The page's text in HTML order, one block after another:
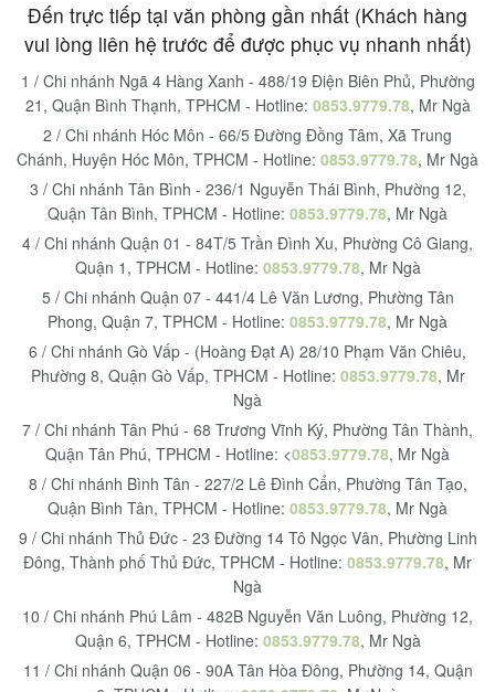
Đến trực tiếp tại văn phòng gần nhất (Khách hàng
vui lòng liên hệ trước để được phục vụ nhanh nhất)
1 / Chi nhánh Ngã 4 Hàng Xanh - 488/19 Điện Biên Phủ, Phường
21, Quận Bình Thạnh, TPHCM - Hotline: 0853.9779.78, Mr Ngà
2 / Chi nhánh Hóc Môn - 66/5 Đường Đồng Tâm, Xã Trung
Chánh, Huyện Hóc Môn, TPHCM - Hotline: 0853.9779.78, Mr Ngà
3 / Chi nhánh Tân Bình - 236/1 Nguyễn Thái Bình, Phường 12,
Quận Tân Bình, TPHCM - Hotline: 0853.9779.78, Mr Ngà
4 / Chi nhánh Quận 01 - 84T/5 Trần Đình Xu, Phường Cô Giang,
Quận 1, TPHCM - Hotline: 0853.9779.78, Mr Ngà
5 / Chi nhánh Quận 07 - 441/4 Lê Văn Lương, Phường Tân
Phong, Quận 7, TPHCM - Hotline: 0853.9779.78, Mr Ngà
6 / Chi nhánh Gò Vấp - (Hoàng Đạt A) 28/10 Phạm Văn Chiêu,
Phường 8, Quận Gò Vấp, TPHCM - Hotline: 0853.9779.78, Mr
Ngà
7 / Chi nhánh Tân Phú - 68 Trương Vĩnh Ký, Phường Tân Thành,
Quận Tân Phú, TPHCM - Hotline: <0853.9779.78, Mr Ngà
8 / Chi nhánh Bình Tân - 227/2 Lê Đình Cẩn, Phường Tân Tạo,
Quận Bình Tân, TPHCM - Hotline: 0853.9779.78, Mr Ngà
9 / Chi nhánh Thủ Đức - 23 Đường 14 Tô Ngọc Vân, Phường Linh
Đông, Thành phố Thủ Đức, TPHCM - Hotline: 0853.9779.78, Mr
Ngà
10 / Chi nhánh Phú Lâm - 482B Nguyễn Văn Luông, Phường 12,
Quận 6, TPHCM - Hotline: 0853.9779.78, Mr Ngà
11 / Chi nhánh Quận 06 - 90A Tân Hòa Đông, Phường 14, Quận